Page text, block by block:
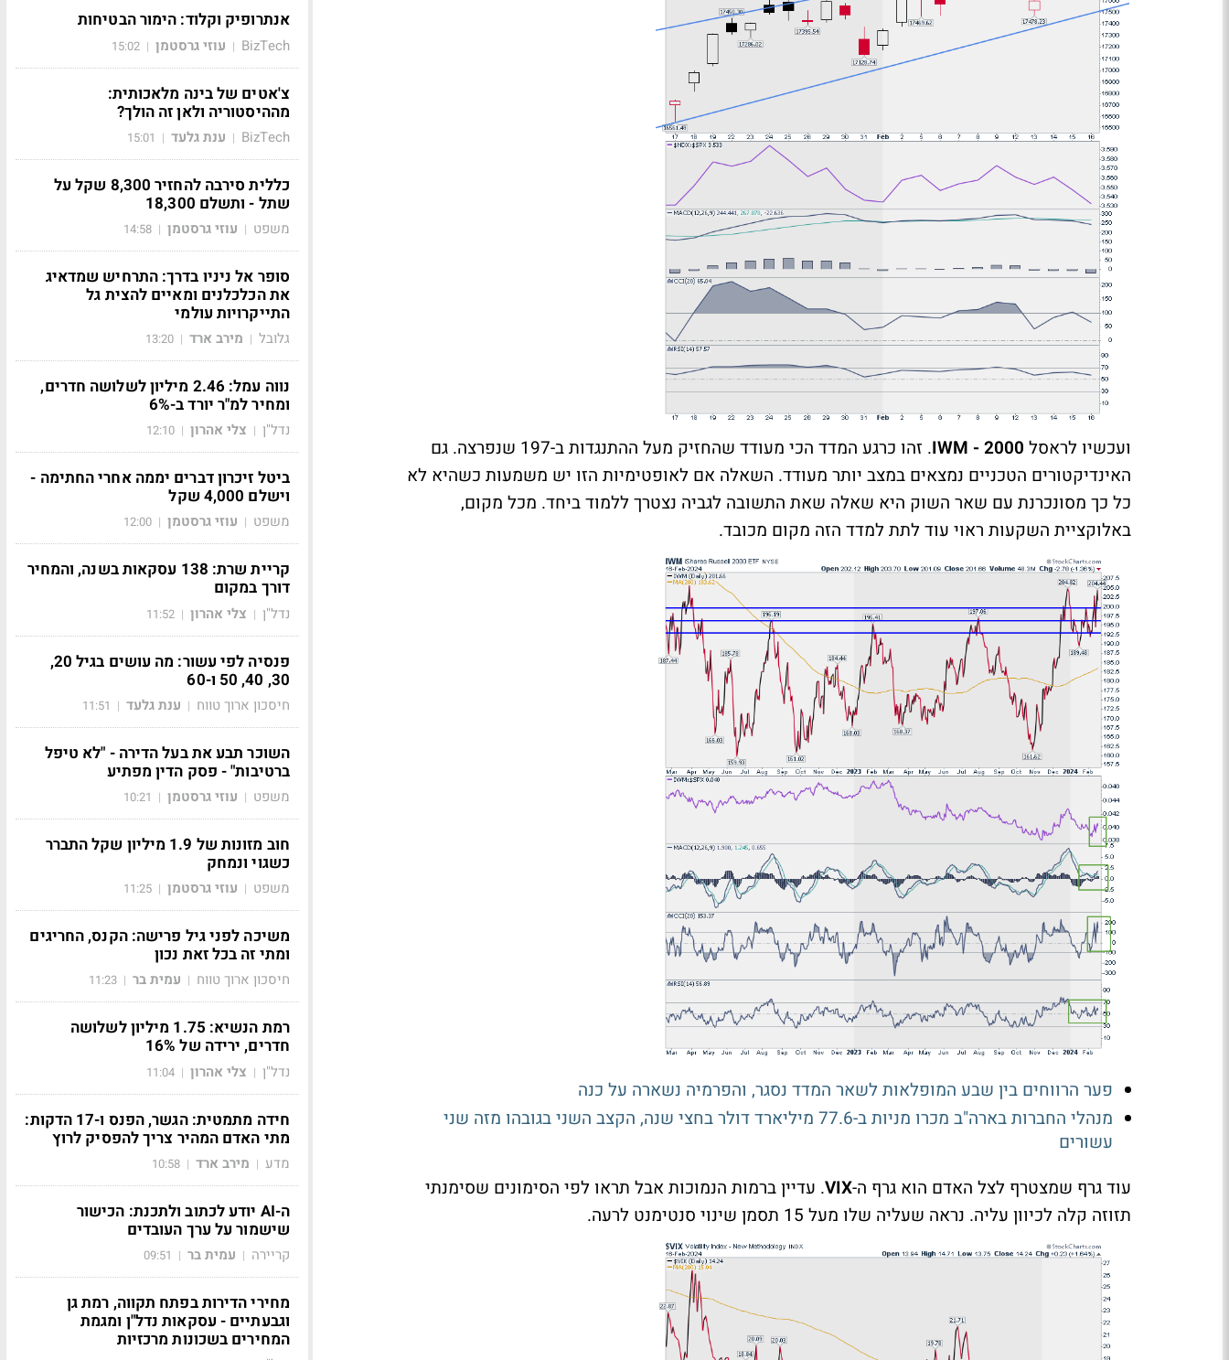
ועכשיו לראסל 2000 - IWM
. זהו כרגע המדד הכי מעודד שהחזיק מעל ההתנגדות ב-197 שנפרצה. גם
האינדיקטורים הטכניים נמצאים במצב יותר מעודד. השאלה אם לאופטימיות הזו יש משמעות כשהיא לא
כל כך מסונכרנת עם שאר השוק היא שאלה שאת התשובה לגביה נצטרך ללמוד ביחד. מכל מקום,
באלוקציית השקעות ראוי עוד לתת למדד הזה מקום מכובד.
פער הרווחים בין שבע המופלאות לשאר המדד נסגר, והפרמיה נשארה על כנה
מנהלי החברות בארה"ב מכרו מניות ב-77.6 מיליארד דולר בחצי שנה, הקצב השני בגובהו מזה שני
עשורים
עוד גרף שמצטרף לצל האדם הוא גרף ה-VIX. עדיין ברמות הנמוכות אבל תראו לפי הסימונים שסימנתי
תזוזה קלה לכיוון עליה. נראה שעליה שלו מעל 15 תסמן שינוי סנטימנט לרעה.
אנתרופיק וקלוד: הימור הבטיחות
BizTech
| עוזי גרסטמן |
15:02
צ'אטים של בינה מלאכותית:
מההיסטוריה ולאן זה הולך?
BizTech
| ענת גלעד |
15:01
כללית סירבה להחזיר 8,300 שקל על
שתל - ותשלם 18,300
משפט | עוזי גרסטמן |
14:58
סופר אל ניניו בדרך: התרחיש שמדאיג
את הכלכלנים ומאיים להצית גל
התייקרויות עולמי
גלובל | מירב ארד |
13:20
נווה עמל: 2.46 מיליון לשלושה חדרים,
ומחיר למ"ר יורד ב-6%
נדל"ן | צלי אהרון |
12:10
ביטל זיכרון דברים יממה אחרי החתימה -
וישלם 4,000 שקל
משפט | עוזי גרסטמן |
12:00
קריית שרת: 138 עסקאות בשנה, והמחיר
דורך במקום
נדל"ן | צלי אהרון |
11:52
פנסיה לפי עשור: מה עושים בגיל 20,
30, 40, 50 ו-60
חיסכון ארוך טווח | ענת גלעד |
11:51
השוכר תבע את בעל הדירה - "לא טיפל
ברטיבות" - פסק הדין מפתיע
משפט | עוזי גרסטמן |
10:21
חוב מזונות של 1.9 מיליון שקל התברר
כשגוי ונמחק
משפט | עוזי גרסטמן |
11:25
משיכה לפני גיל פרישה: הקנס, החריגים
ומתי זה בכל זאת נכון
חיסכון ארוך טווח | עמית בר |
11:23
רמת הנשיא: 1.75 מיליון לשלושה
חדרים, ירידה של 16%
נדל"ן | צלי אהרון |
11:04
חידה מתמטית: הגשר, הפנס ו-17 הדקות:
מתי האדם המהיר צריך להפסיק לרוץ
מדע | מירב ארד |
10:58
ה-AI יודע לכתוב ולתכנת: הכישור
שישמור על ערך העובדים
קריירה | עמית בר |
09:51
מחירי הדירות בפתח תקווה, רמת גן
וגבעתיים - עסקאות נדל"ן ומגמת
המחירים בשכונות מרכזיות